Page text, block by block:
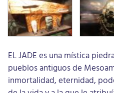
EL JADE es una mística
pueblos antiguos de
inmortalidad, eternidad,